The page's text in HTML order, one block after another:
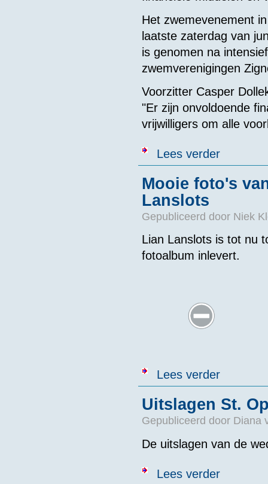
Het zwemevenement
laatste zaterdag van
is genomen na
zwemverenigingen
Voorzitter Casper
"Er zijn onvoldoende
vrijwilligers om alle
Lees verderover Open
Mooie foto's
Lanslots
Gepubliceerd door Niek
Lian Lanslots is tot nu
fotoalbum inlevert.
Lees verderover Mooie
Uitslagen St.
Gepubliceerd door Diana
De uitslagen van de
Lees verderover